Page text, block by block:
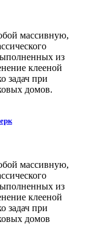
массивную,
из
клееной
задач при
домов.
массивную,
из
клееной
задач при
домов